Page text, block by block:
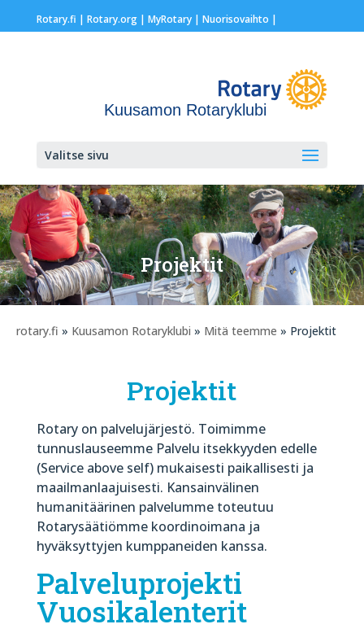
Rotary.fi | Rotary.org| MyRotary | Nuorisovaihto |
Kuusamon Rotaryklubi
Valitse sivu
Projektit
rotary.fi » Kuusamon Rotaryklubi » Mitä teemme » Projektit
Projektit
Rotary on palvelujärjestö. Toimimme
tunnuslauseemme Palvelu itsekkyyden edelle
(Service above self) mukaisesti paikallisesti ja
maailmanlaajuisesti. Kansainvälinen
humanitäärinen palvelumme toteutuu
Rotarysäätiömme koordinoimana ja
hyväksyttyjen kumppaneiden kanssa.
Palveluprojekti
Vuosikalenterit